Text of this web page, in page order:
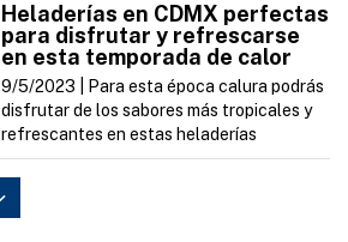
Heladerías en CDMX perfectas
para disfrutar y refrescarse
en esta temporada de calor
9/5/2023 |
Para esta época calura podrás
disfrutar de los sabores más tropicales y
refrescantes en estas heladerías